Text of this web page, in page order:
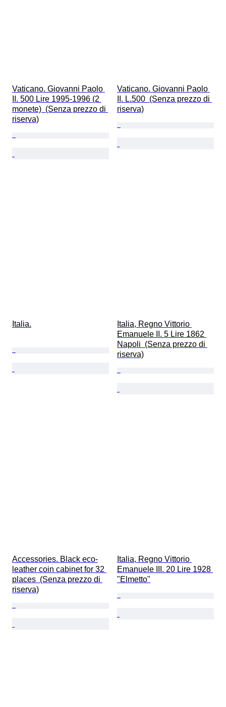
Vaticano. Giovanni Paolo
II. 500 Lire 1995-1996 (2
monete)  (Senza prezzo di
riserva)
Vaticano. Giovanni Paolo
II. L.500  (Senza prezzo di
riserva)
Italia.
Italia, Regno Vittorio
Emanuele II. 5 Lire 1862
Napoli  (Senza prezzo di
riserva)
Accessories. Black eco-
leather coin cabinet for 32
places  (Senza prezzo di
riserva)
Italia, Regno Vittorio
Emanuele III. 20 Lire 1928
"Elmetto"